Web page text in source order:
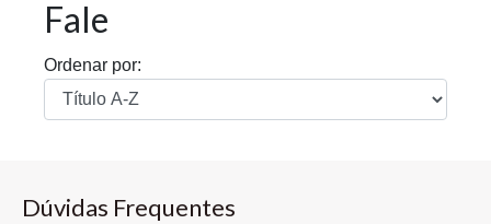
Fale
Ordenar por:
Dúvidas Frequentes